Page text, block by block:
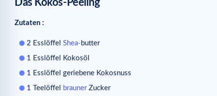
Das Kokos-Peeling
Zutaten :
2 Esslöffel Shea- butter
1 Esslöffel Kokosöl
1 Esslöffel geriebene Kokosnuss
1 Teelöffel brauner Zucker